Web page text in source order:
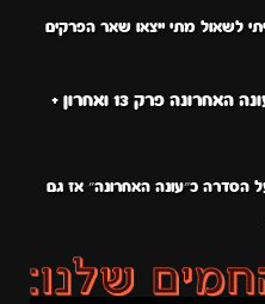
לשאול מתי ייצאו שאר הפרקים
גולדן קמואי העונה האחרונה פרק 13 ואחרון +
הסדרה כ״עונה האחרונה״ אז גם